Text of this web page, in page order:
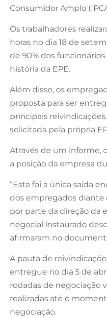
Consumidor Amplo
Os trabalhadores
horas no dia 18 de
de 90% dos
história da EPE.
Além disso, os
proposta para ser
principais
solicitada pela própria
Através de um informe,
a posição da empresa
“Esta foi a única saída
dos empregados diante
por parte da direção da
negocial instaurado
afirmaram no
A pauta de
entregue no dia 5 de
rodadas de negociação
realizadas até o
negociação.